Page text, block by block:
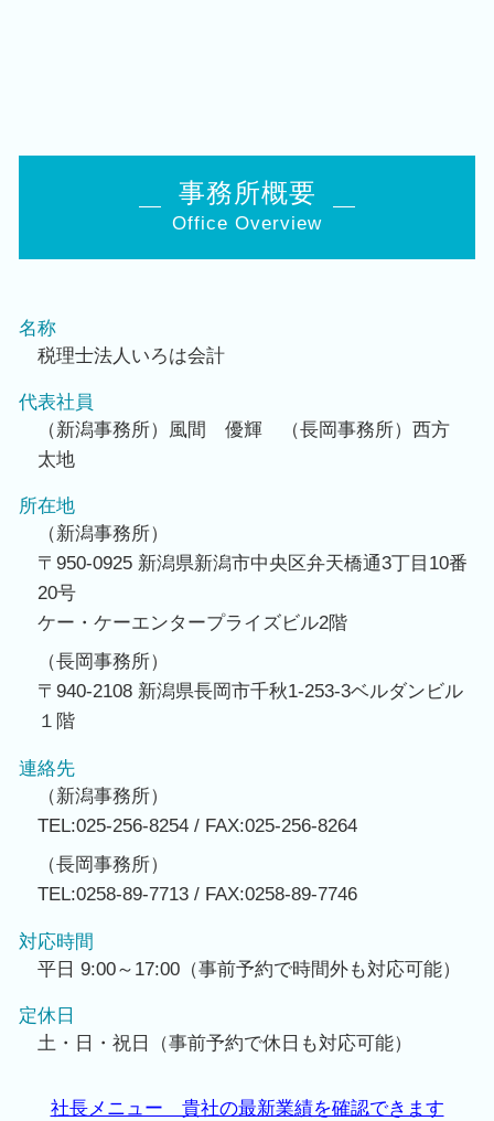
事務所概要
Office Overview
名称
税理士法人いろは会計
代表社員
（新潟事務所）風間 優輝 （長岡事務所）西方
太地
所在地
（新潟事務所）
〒950-0925 新潟県新潟市中央区弁天橋通3丁目10番
20号
ケー・ケーエンタープライズビル2階
（長岡事務所）
〒940-2108 新潟県長岡市千秋1-253-3ベルダンビル
１階
連絡先
（新潟事務所）
TEL:025-256-8254 / FAX:025-256-8264
（長岡事務所）
TEL:0258-89-7713 / FAX:0258-89-7746
対応時間
平日 9:00～17:00（事前予約で時間外も対応可能）
定休日
土・日・祝日（事前予約で休日も対応可能）
社長メニュー 貴社の最新業績を確認できます